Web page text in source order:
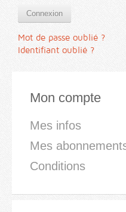
Connexion
Mot de passe oublié ?
Identifiant oublié ?
Mon compte
Mes infos
Mes
Conditions